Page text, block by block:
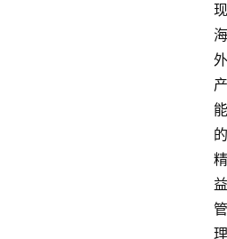
现
海
外
产
能
的
精
益
管
理